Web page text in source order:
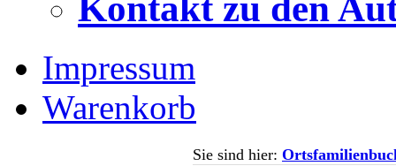
Kontakt zu den
Impressum
Warenkorb
Sie sind hier: